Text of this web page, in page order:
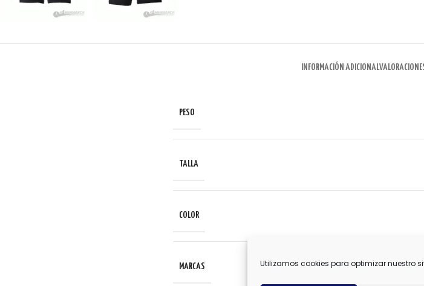
Utilizamos cookies para optimizar nuestro
INFORMACIÓN ADICIONAL
PESO
TALLA
COLOR
MARCAS